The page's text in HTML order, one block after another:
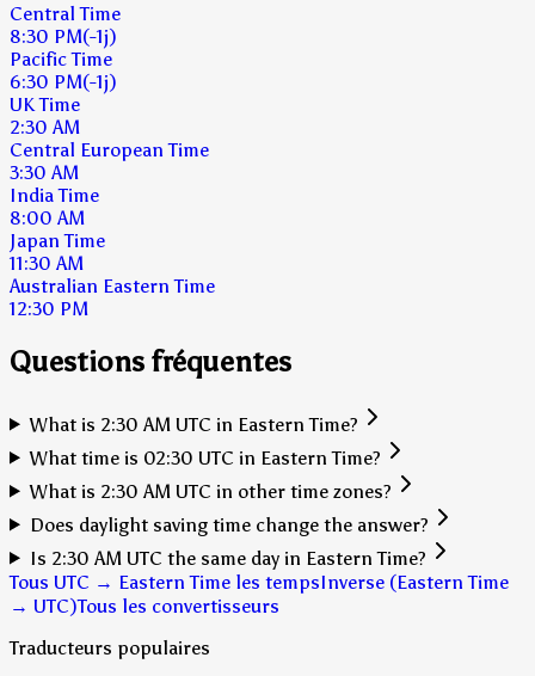
Central Time
8:30 PM(-1j)
Pacific Time
6:30 PM(-1j)
UK Time
2:30 AM
Central European Time
3:30 AM
India Time
8:00 AM
Japan Time
11:30 AM
Australian Eastern Time
12:30 PM
Questions fréquentes
What is 2:30 AM UTC in Eastern Time?
What time is 02:30 UTC in Eastern Time?
What is 2:30 AM UTC in other time zones?
Does daylight saving time change the answer?
Is 2:30 AM UTC the same day in Eastern Time?
Tous UTC → Eastern Time les tempsInverse (Eastern Time
→ UTC)Tous les convertisseurs
Traducteurs populaires